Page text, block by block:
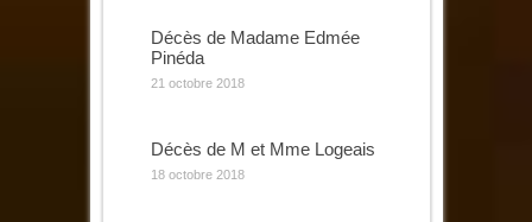
Décès de Madame Edmée
Pinéda
21 octobre 2018
Décès de M et Mme Logeais
18 octobre 2018